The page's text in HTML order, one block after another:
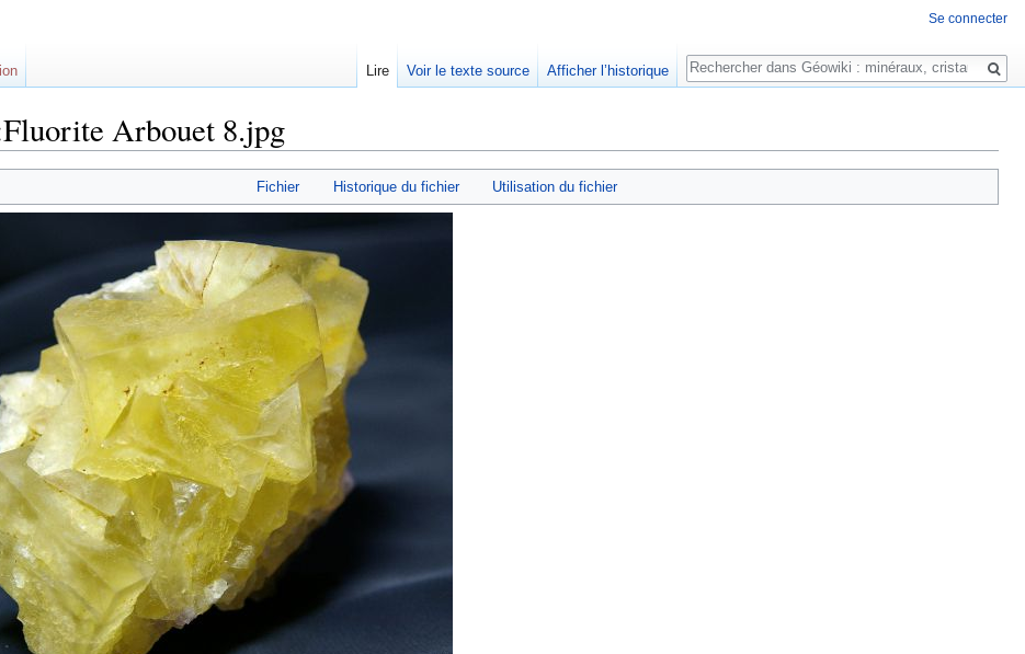
Arbouet 8.jpg
Fichier Historique du fichier Utilisation du fichier
Se connecter
Lire Voir le texte source Afficher l’historique
Rechercher